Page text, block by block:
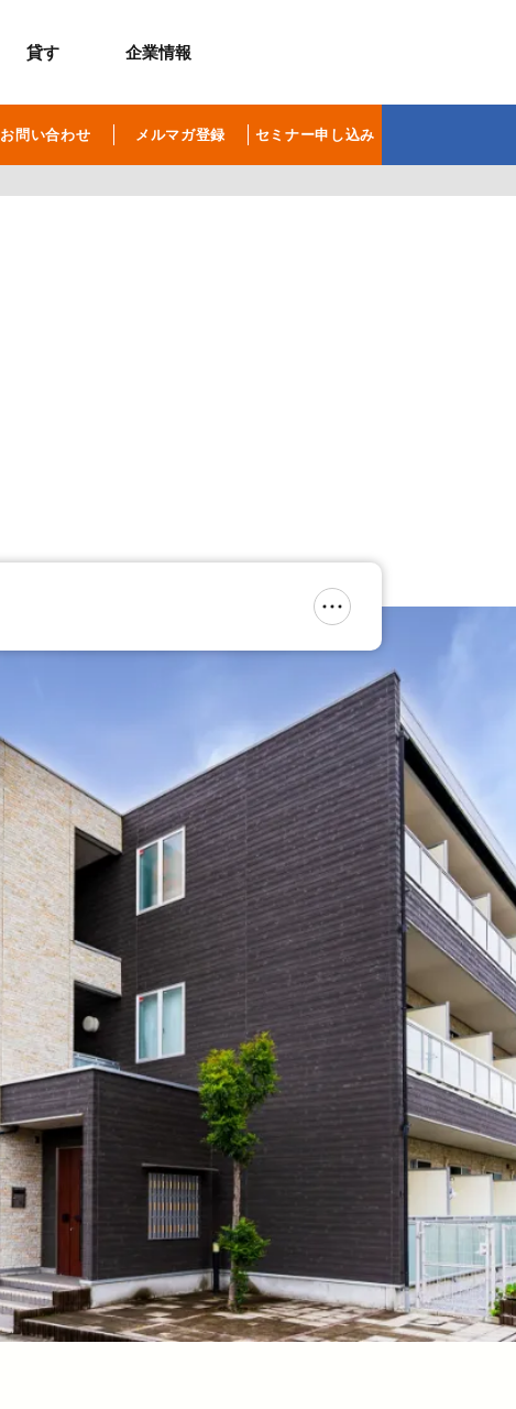
お問合せ
来店予約
お問合せ
お問合せ
来店予約
無料お見積もり
資料請求
貸す
お問い合わせ
メルマガ登録
セミナー申し込み
企業情報
お問い合わせ メルマガ登録 セミナー申し込み